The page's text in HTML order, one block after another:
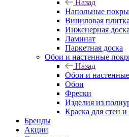
Назад
Напольные
Виниловая плитка
Инженерная доска
Ламинат
Паркетная доска
Обои и настенные
Назад
Обои и
Обои
Фрески
Изделия из
Краска для стен и
Бренды
Акции